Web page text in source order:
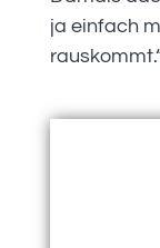
ja einfach